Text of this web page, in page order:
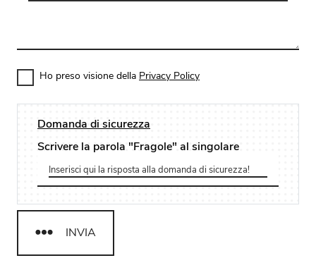
Ho preso visione della Privacy Policy
Domanda di sicurezza
Scrivere la parola "Fragole" al singolare
INVIA